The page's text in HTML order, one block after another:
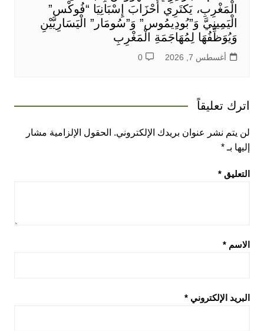
الْمَغْرِبِ، يَكتَرِي أَحْزَابَ إِسْبَانِيَا “فُوكْس”
الْيَمِينِيَّ وَ”بُودِيمُوس” وَ”سُومَار” الْيَسَارِيَّيْنِ
وَيُوَظِّفُهَا لِمُهَاجَمَةِ الْمَغْرِبِ
أغسطس 7, 2026 0
اترك تعليقاً
لن يتم نشر عنوان بريدك الإلكتروني. الحقول الإلزامية مشار
إليها بـ *
التعليق *
الاسم *
البريد الإلكتروني *